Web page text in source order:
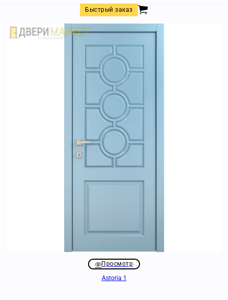
Быстрый заказ
Просмотр
Astoria 1